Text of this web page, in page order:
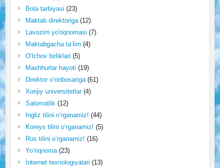
Bola tarbiyasi (23)
Maktab direktoriga(12)
Lavozim yo'riqnomasi (7)
Maktabgacha ta’lim (4)
O‘lchov birliklari (5)
Mashhurlar hayoti (19)
Direktor o‘rinbosariga(61)
Xorijiy universitetlar(4)
Salomatlik (12)
Ingliz tilini o‘rganamiz! (44)
Koreys tilini o‘rganamiz! (5)
Rus tilini o‘rganamiz! (16)
Yo‘riqnoma(23)
Internet texnologiyalari (13)